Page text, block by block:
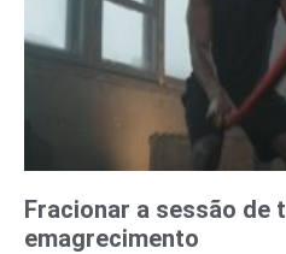
Fracionar a sessão de
emagrecimento